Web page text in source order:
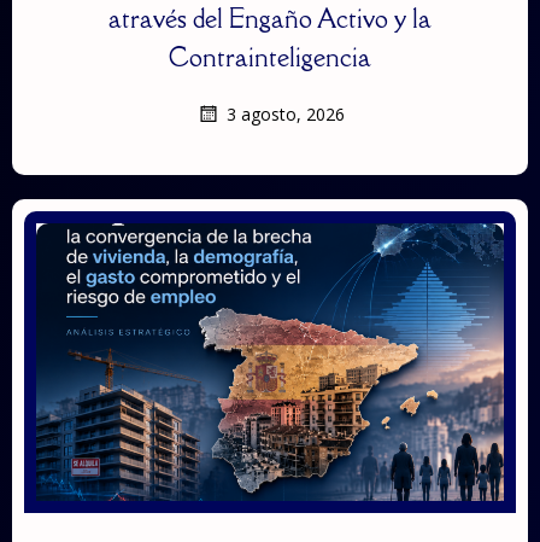
através del Engaño Activo y la
Contrainteligencia
3 agosto, 2026